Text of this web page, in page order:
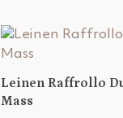
Leinen Raffrollo
Mass